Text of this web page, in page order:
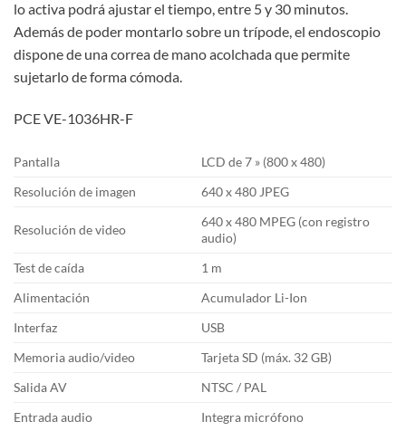
lo activa podrá ajustar el tiempo, entre 5 y 30 minutos.
Además de poder montarlo sobre un trípode, el endoscopio
dispone de una correa de mano acolchada que permite
sujetarlo de forma cómoda.
PCE VE-1036HR-F
Pantalla
LCD de 7 » (800 x 480)
Resolución de imagen
640 x 480 JPEG
Resolución de video
640 x 480 MPEG (con registro
audio)
Test de caída
1 m
Alimentación
Acumulador Li-Ion
Interfaz
USB
Memoria audio/video
Tarjeta SD (máx. 32 GB)
Salida AV
NTSC / PAL
Entrada audio
Integra micrófono